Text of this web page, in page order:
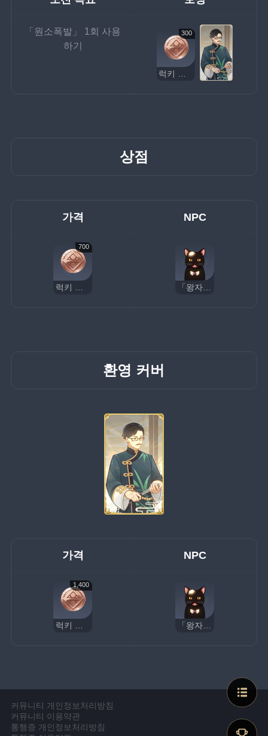
「원소폭발」 1회 사용
하기
300
상점
가격 NPC
700
「왕자님」
환영 커버
가격 NPC
1,400
「왕자님」
커뮤니티 개인정보처리방침
커뮤니티 이용약관
통행증 개인정보처리방침